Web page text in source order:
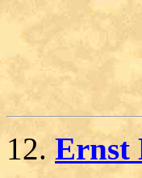
12. Ernst